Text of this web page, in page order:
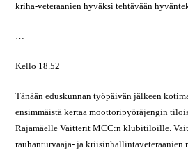
kriha-veteraanien hyväksi tehtävään
…
Kello 18.52
Tänään eduskunnan työpäivän jälkeen
ensimmäistä kertaa moottoripyöräjengin
Rajamäelle Vaitterit MCC:n klubitiloille.
rauhanturvaaja- ja kriisinhallintaveteraanien